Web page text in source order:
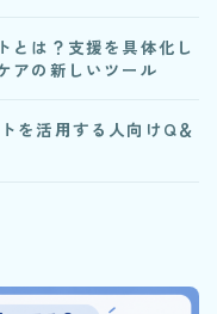
とは？支援を具体化し
アの新しいツール
を活用する人向けQ＆